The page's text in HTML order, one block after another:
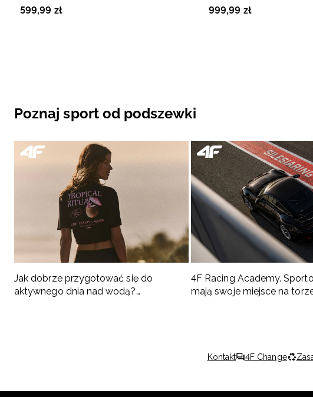
599,99 zł
999,99 zł
Poznaj sport od podszewki
Jak dobrze przygotować się do
aktywnego dnia nad wodą?
4F Racing Academy.
mają swoje miejsce na
Kontakt 4F Change